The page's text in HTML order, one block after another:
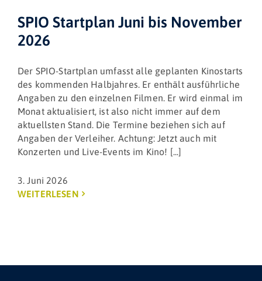
SPIO Startplan Juni bis November
2026
Der SPIO-Startplan umfasst alle geplanten Kinostarts
des kommenden Halbjahres. Er enthält ausführliche
Angaben zu den einzelnen Filmen. Er wird einmal im
Monat aktualisiert, ist also nicht immer auf dem
aktuellsten Stand. Die Termine beziehen sich auf
Angaben der Verleiher. Achtung: Jetzt auch mit
Konzerten und Live-Events im Kino! [...]
3. Juni 2026
WEITERLESEN